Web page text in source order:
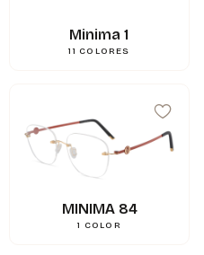
Minima 1
11 COLORES
MINIMA 84
1 COLOR